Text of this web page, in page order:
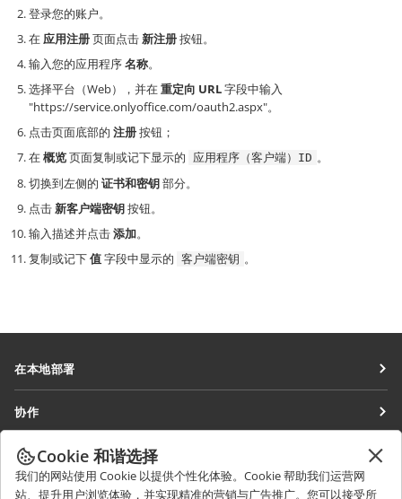
登录您的账户。
在 应用注册页面点击新注册按钮。
输入您的应用程序名称。
选择平台（Web），并在重定向 URL字段中输入
"https://service.onlyoffice.com/oauth2.aspx"。
点击页面底部的 注册按钮；
在概览页面复制或记下显示的 应用程序（客户端）ID 。
切换到左侧的 证书和密钥部分。
点击新客户端密钥按钮。
输入描述并点击添加。
复制或记下值字段中显示的 客户端密钥 。
在本地部署
协作空间
工作区
连接器
协作
针对翻译人员
获取最新资讯
博客
Cookie 和谐选择
我们的网站使用 Cookie 以提供个性化体验。Cookie 帮助我们运营网
站、提升用户浏览体验，并实现精准的营销与广告推广。您可以接受所